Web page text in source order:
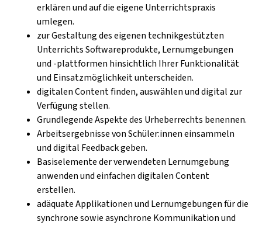
erklären und auf die eigene Unterrichtspraxis
umlegen.
zur Gestaltung des eigenen technikgestützten
Unterrichts Softwareprodukte, Lernumgebungen
und -plattformen hinsichtlich Ihrer Funktionalität
und Einsatzmöglichkeit unterscheiden.
digitalen Content finden, auswählen und digital zur
Verfügung stellen.
Grundlegende Aspekte des Urheberrechts benennen.
Arbeitsergebnisse von Schüler:innen einsammeln
und digital Feedback geben.
Basiselemente der verwendeten Lernumgebung
anwenden und einfachen digitalen Content
erstellen.
adäquate Applikationen und Lernumgebungen für die
synchrone sowie asynchrone Kommunikation und